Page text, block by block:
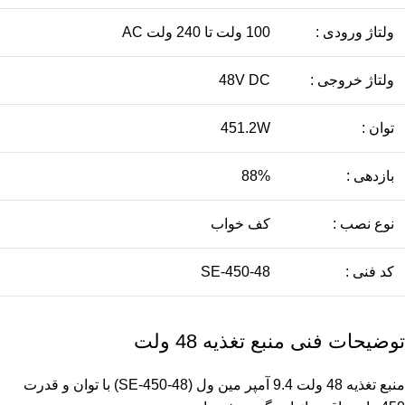
ولتاژ ورودی : 100 ولت تا 240 ولت AC
ولتاژ خروجی : 48V DC
توان : 451.2W
بازدهی : 88%
نوع نصب : کف خواب
کد فنی : SE-450-48
توضيحات فنی منبع تغذیه 48 ولت
منبع تغذیه 48 ولت 9.4 آمپر مین ول (SE-450-48) با توان و قدرت